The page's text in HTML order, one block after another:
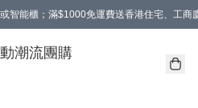
智能櫃；滿$1000免運費送香港住宅、工商
潮流團購